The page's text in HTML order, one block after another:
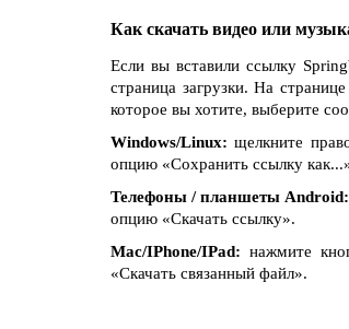
Как скачать видео или
Если вы вставили ссылку
страница загрузки. На
которое вы хотите, выберите
Windows/Linux: щелкните
опцию «Сохранить ссылку
Телефоны / планшеты Android:
опцию «Скачать ссылку».
Mac/IPhone/IPad: нажмите
«Скачать связанный файл».